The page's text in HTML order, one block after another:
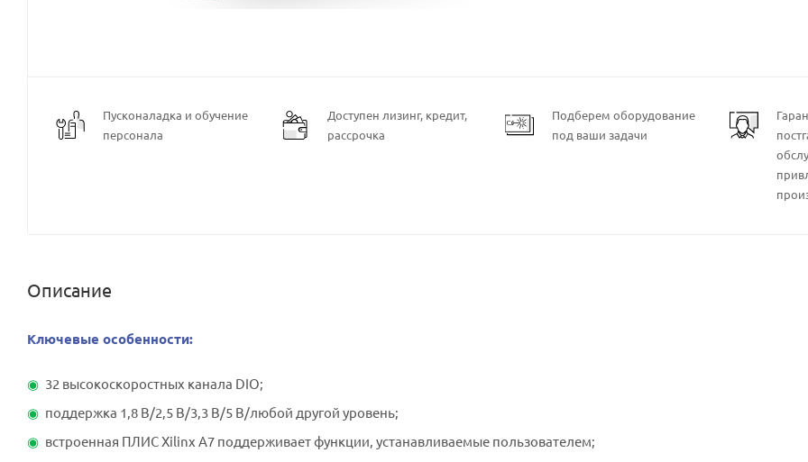
Пусконаладка и обучение
персонала
Доступен лизинг, кредит,
рассрочка
Подберем оборудование
под ваши задачи
Описание
Ключевые особенности:
32 высокоскоростных канала DIO;
поддержка 1,8 В/2,5 В/3,3 В/5 В/любой другой уровень;
встроенная ПЛИС Xilinx A7 поддерживает функции, устанавливаемые пользователем;